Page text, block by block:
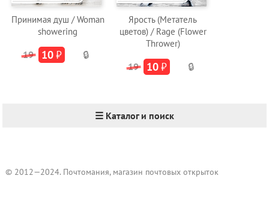
Принимая душ / Woman
showering
19 10₽ 🔒
Ярость (Метатель
цветов) / Rage (Flower
Thrower)
19 10₽ 🔒
☰ Каталог и поиск
© 2012—2024. Почтомания, магазин почтовых открыток